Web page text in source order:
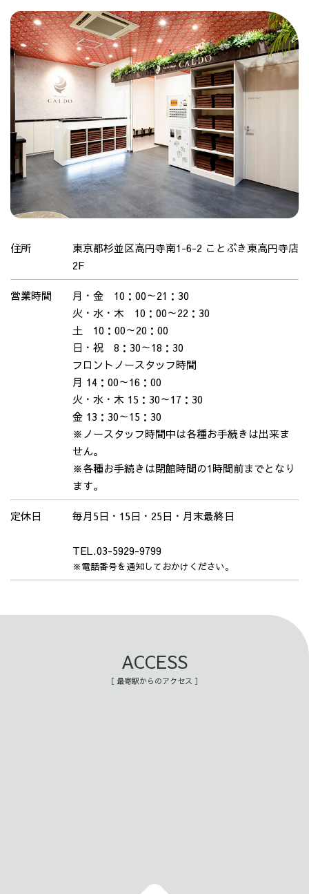
住所
東京都杉並区高円寺南1-6-2 ことぶき東高円寺店
2F
営業時間
月・金 10：00～21：30
火・水・木 10：00～22：30
土 10：00～20：00
日・祝 8：30～18：30
フロントノースタッフ時間
月 14：00～16：00
火・水・木 15：30～17：30
金 13：30～15：30
※ノースタッフ時間中は各種お手続きは出来ま
せん。
※各種お手続きは閉館時間の1時間前までとなり
ます。
定休日 毎月5日・15日・25日・月末最終日
TEL.03-5929-9799
※電話番号を通知しておかけください。
ACCESS
［ 最寄駅からのアクセス ］